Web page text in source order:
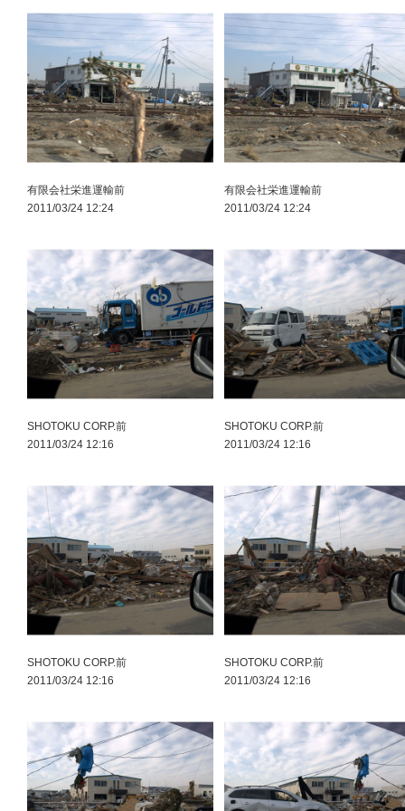
有限会社栄進運輸前
2011/03/24 12:24
有限会社栄進運輸前
2011/03/24 12:24
SHOTOKU CORP.前
2011/03/24 12:16
SHOTOKU CORP.前
2011/03/24 12:16
SHOTOKU CORP.前
2011/03/24 12:16
SHOTOKU CORP.前
2011/03/24 12:16